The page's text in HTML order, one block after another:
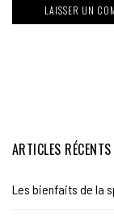
ARTICLES RÉCENTS
Les bienfaits de la